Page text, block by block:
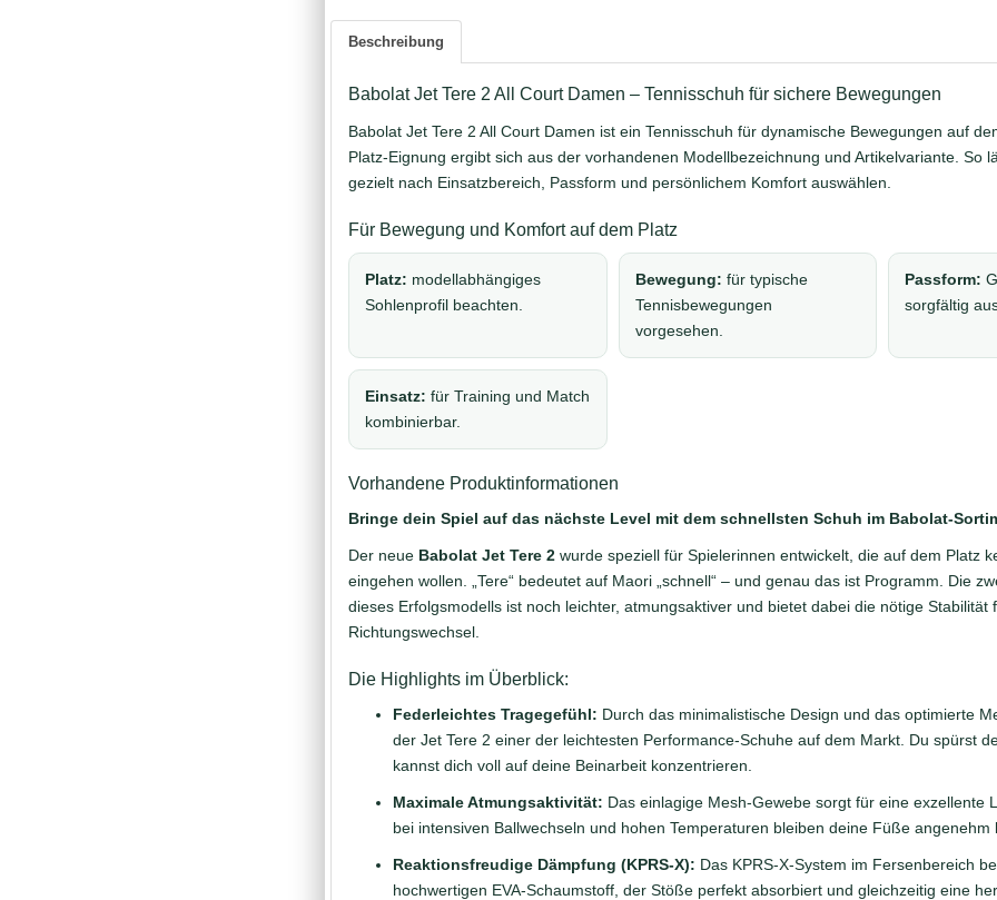
Beschreibung
Babolat Jet Tere 2 All Court Damen – Tennisschuh für sichere Bewegungen
Babolat Jet Tere 2 All Court Damen ist ein Tennisschuh für dynamische Bewegungen auf
Platz-Eignung ergibt sich aus der vorhandenen Modellbezeichnung und Artikelvariante. So
gezielt nach Einsatzbereich, Passform und persönlichem Komfort auswählen.
Für Bewegung und Komfort auf dem Platz
Platz: modellabhängiges
Sohlenprofil beachten.
Bewegung: für typische
Tennisbewegungen
vorgesehen.
Passform:
sorgfältig
Einsatz: für Training und Match
kombinierbar.
Vorhandene Produktinformationen
Bringe dein Spiel auf das nächste Level mit dem schnellsten Schuh im Babolat-
Der neue Babolat Jet Tere 2 wurde speziell für Spielerinnen entwickelt, die auf dem Platz
eingehen wollen. „Tere“ bedeutet auf Maori „schnell“ – und genau das ist Programm. Die
dieses Erfolgsmodells ist noch leichter, atmungsaktiver und bietet dabei die nötige Stabilität
Richtungswechsel.
Die Highlights im Überblick:
Federleichtes Tragegefühl: Durch das minimalistische Design und das optimierte
der Jet Tere 2 einer der leichtesten Performance-Schuhe auf dem Markt. Du spürst
kannst dich voll auf deine Beinarbeit konzentrieren.
Maximale Atmungsaktivität: Das einlagige Mesh-Gewebe sorgt für eine exzellente
bei intensiven Ballwechseln und hohen Temperaturen bleiben deine Füße angenehm
Reaktionsfreudige Dämpfung (KPRS-X): Das KPRS-X-System im Fersenbereich
hochwertigen EVA-Schaumstoff, der Stöße perfekt absorbiert und gleichzeitig eine